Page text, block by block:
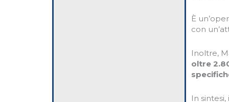
È
con
Inoltre,
oltre
In